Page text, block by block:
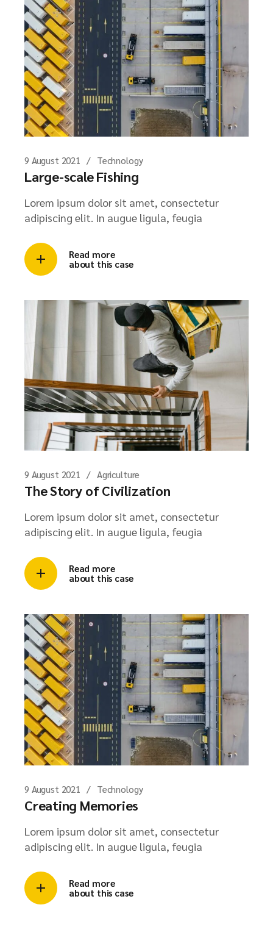
9 August 2021 Technology
Large-scale Fishing
Lorem ipsum dolor sit amet, consectetur
adipiscing elit. In augue ligula, feugia
Read more
about this case
9 August 2021 Agriculture
The Story of Civilization
Lorem ipsum dolor sit amet, consectetur
adipiscing elit. In augue ligula, feugia
Read more
about this case
9 August 2021 Technology
Creating Memories
Lorem ipsum dolor sit amet, consectetur
adipiscing elit. In augue ligula, feugia
Read more
about this case